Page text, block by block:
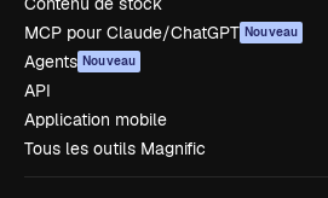
MCP pour Claude/ChatGPT Nouveau
Agents Nouveau
API
Application mobile
Tous les outils Magnific